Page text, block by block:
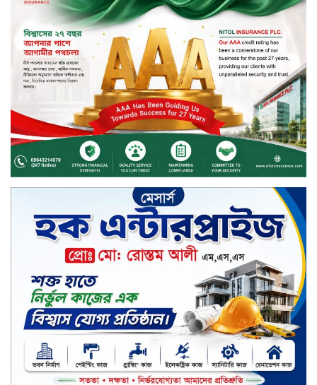
২০২৫-২৬ অর্থবছরে এনবিআরের রাজস্ব
আদায় ৪.১৫ লাখ কোটি টাকা
সপ্তাহের তৃতীয় কার্যদিবসে লেনদেনের
শীর্ষে একমি পেস্টিসাইড
সপ্তাহের তৃতীয় কার্যদিবসে দরবৃদ্ধির
শীর্ষে সেন্ট্রাল ইন্সুরেন্স
সপ্তাহের তৃতীয় কার্যদিবসে দরপতনের
শীর্ষে রিং শাইন টেক্সটাইল
টাঙ্গাইলে জুলাই গণঅভ্যুত্থান দিবস
পালিত
জাতিসংঘের হিসাব ও সরকারি গেজেটের
বাইরে থাকা ৫৬৪ নিহতের পরিচয়
প্রকাশের দাবি বিসিআরএসের